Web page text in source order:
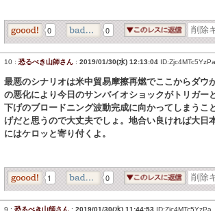
0 0
10 : 恐るべき山師さん : 2019/01/30(水) 12:13:04 ID:Zjc4MTc5YzPa
最悪のシナリオは米中貿易摩擦再燃でここからダウ
の悪化により今日のサンバイオショックがトリガー
下げのブロードニング波動完成に向かってしまうこ
げだと思うので大丈夫でしょ。地合い良ければ大日
にはケロッと寄り付くよ。
1 0
9 : 恐るべき山師さん : 2019/01/30(水) 11:44:53 ID:Zjc4MTc5YzPa